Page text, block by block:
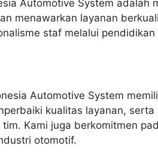
Automotive System adalah
menawarkan layanan
staf melalui
Automotive System
kualitas layanan,
Kami juga berkomitmen
otomotif.